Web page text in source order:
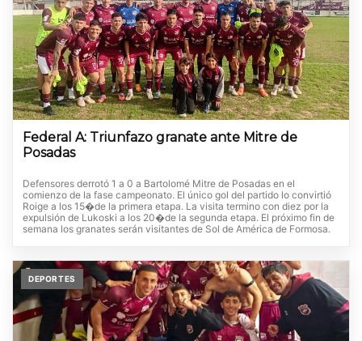
Federal A: Triunfazo granate ante Mitre de
Posadas
Defensores derrotó 1 a 0 a Bartolomé Mitre de Posadas en el
comienzo de la fase campeonato. El único gol del partido lo convirtió
Roige a los 15�de la primera etapa. La visita termino con diez por la
expulsión de Lukoski a los 20�de la segunda etapa. El próximo fin de
semana los granates serán visitantes de Sol de América de Formosa.
DEPORTES